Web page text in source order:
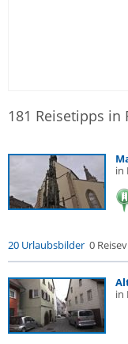
181 Reisetipps
in
20 Urlaubsbilder 0
in